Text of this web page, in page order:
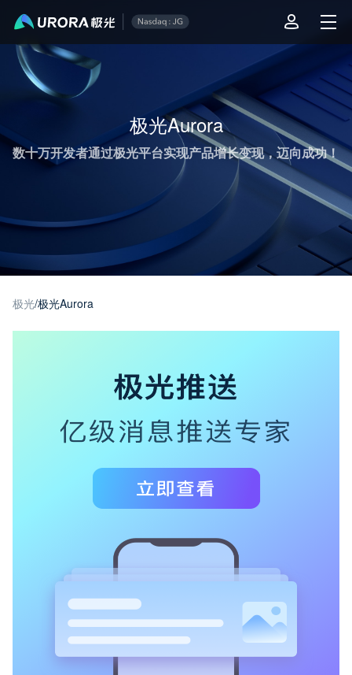
极光Aurora
数十万开发者通过极光平台实现产品增长变现，迈向成功！
极光/极光Aurora